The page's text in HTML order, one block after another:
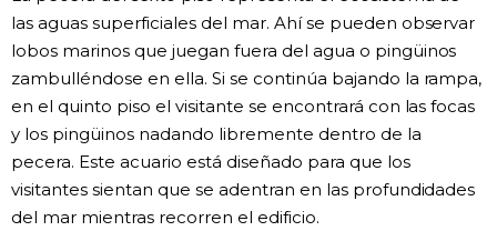
las aguas superficiales del mar. Ahí se pueden observar
lobos marinos que juegan fuera del agua o pingüinos
zambulléndose en ella. Si se continúa bajando la rampa,
en el quinto piso el visitante se encontrará con las focas
y los pingüinos nadando libremente dentro de la
pecera. Este acuario está diseñado para que los
visitantes sientan que se adentran en las profundidades
del mar mientras recorren el edificio.